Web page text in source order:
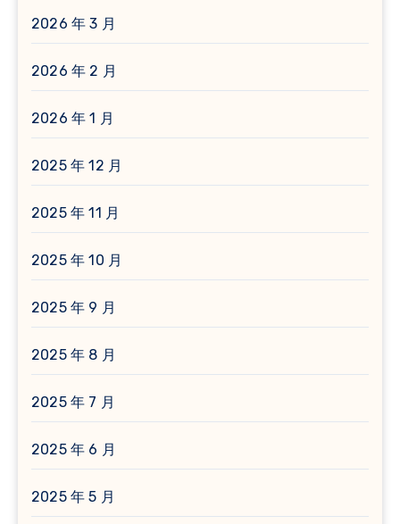
2026 年 3 月
2026 年 2 月
2026 年 1 月
2025 年 12 月
2025 年 11 月
2025 年 10 月
2025 年 9 月
2025 年 8 月
2025 年 7 月
2025 年 6 月
2025 年 5 月